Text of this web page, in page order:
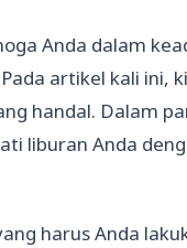
Anda dalam
artikel kali ini,
handal. Dalam
liburan Anda
harus Anda